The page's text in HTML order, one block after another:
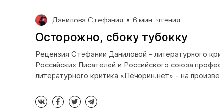
Данилова Стефания 6 мин. чтения
Осторожно, сбоку тубокку
Рецензия Стефании Даниловой - литературного
Российских Писателей и Российского союза
литературного критика «Печорин.нет» - на